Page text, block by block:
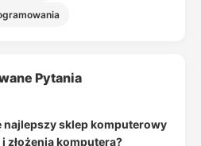
Pytania
najlepszy sklep komputerowy
złożenia komputera?